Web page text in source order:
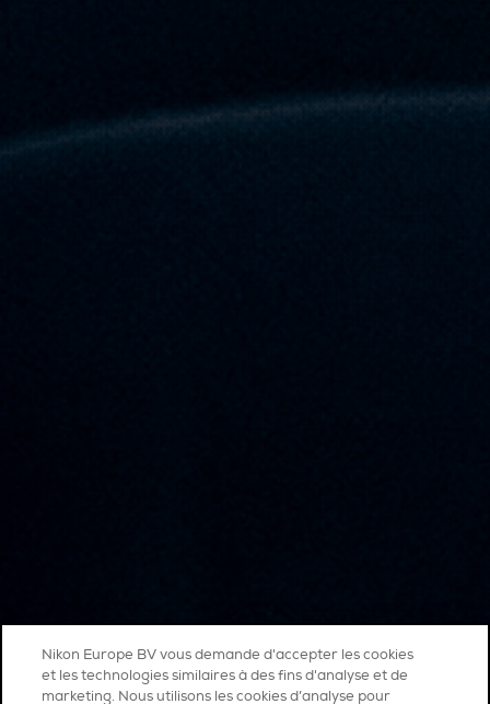
Nikon Europe BV vous demande d'accepter les cookies
et les technologies similaires à des fins d'analyse et de
marketing. Nous utilisons les cookies d’analyse pour